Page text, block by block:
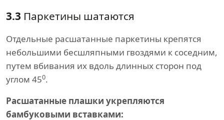
3.3 Паркетины шатаются
Отдельные расшатанные паркетины крепятся
небольшими бесшляпными гвоздями к соседним,
путем вбивания их вдоль длинных сторон под
углом 450.
Расшатанные плашки укрепляются
бамбуковыми вставками: